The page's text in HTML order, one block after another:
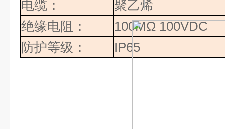
电缆：
聚乙烯
绝缘电阻：
100MΩ 100VDC
防护等级：
IP65